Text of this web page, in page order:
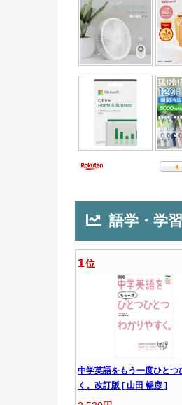
語学・学
1位
中学英語をもう一度ひとつ
く。改訂版 [ 山田 暢彦 ]